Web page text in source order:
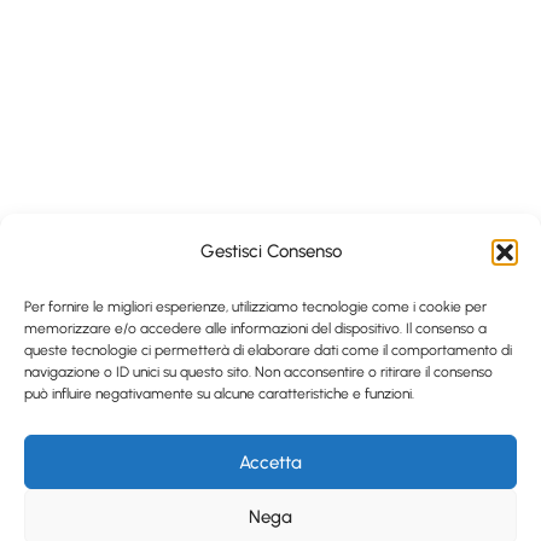
Gestisci Consenso
Per fornire le migliori esperienze, utilizziamo tecnologie come i cookie per
memorizzare e/o accedere alle informazioni del dispositivo. Il consenso a
queste tecnologie ci permetterà di elaborare dati come il comportamento di
navigazione o ID unici su questo sito. Non acconsentire o ritirare il consenso
può influire negativamente su alcune caratteristiche e funzioni.
Accetta
Nega